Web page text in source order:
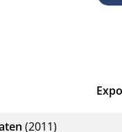
(2011)